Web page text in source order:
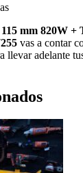
mm 820W +
vas a contar
llevar adelante